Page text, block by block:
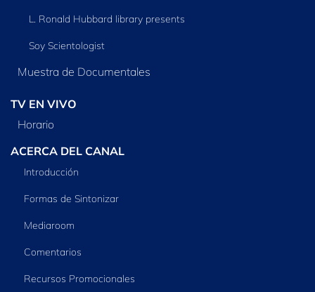
L. Ronald Hubbard library presents
Soy Scientologist
Muestra de Documentales
TV EN VIVO
Horario
ACERCA DEL CANAL
Introducción
Formas de Sintonizar
Mediaroom
Comentarios
Recursos Promocionales